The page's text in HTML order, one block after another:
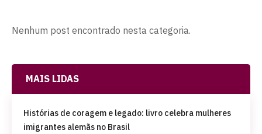
Nenhum post encontrado nesta categoria.
MAIS LIDAS
Histórias de coragem e legado: livro celebra mulheres
imigrantes alemãs no Brasil